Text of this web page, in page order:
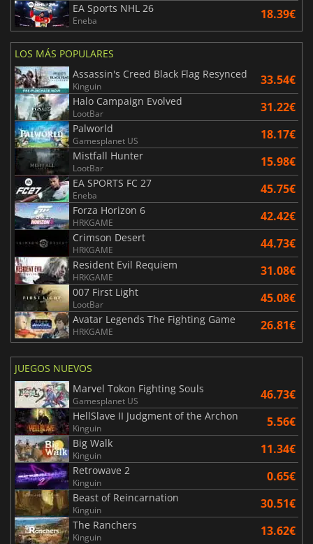
EA Sports NHL 26
Eneba 18.39€
LOS MÁS POPULARES
Assassin's Creed Black Flag Resynced
Kinguin 33.54€
Halo Campaign Evolved
LootBar 31.22€
Palworld
Gamesplanet US 18.17€
Mistfall Hunter
LootBar 15.98€
EA SPORTS FC 27
Eneba 45.75€
Forza Horizon 6
HRKGAME 42.42€
Crimson Desert
HRKGAME 44.73€
Resident Evil Requiem
HRKGAME 31.08€
007 First Light
LootBar 45.08€
Avatar Legends The Fighting Game
HRKGAME 26.81€
JUEGOS NUEVOS
Marvel Tokon Fighting Souls
Gamesplanet US 46.73€
HellSlave II Judgment of the Archon
Kinguin 5.56€
Big Walk
Kinguin 11.34€
Retrowave 2
Kinguin 0.65€
Beast of Reincarnation
Kinguin 30.51€
The Ranchers
Kinguin 13.62€